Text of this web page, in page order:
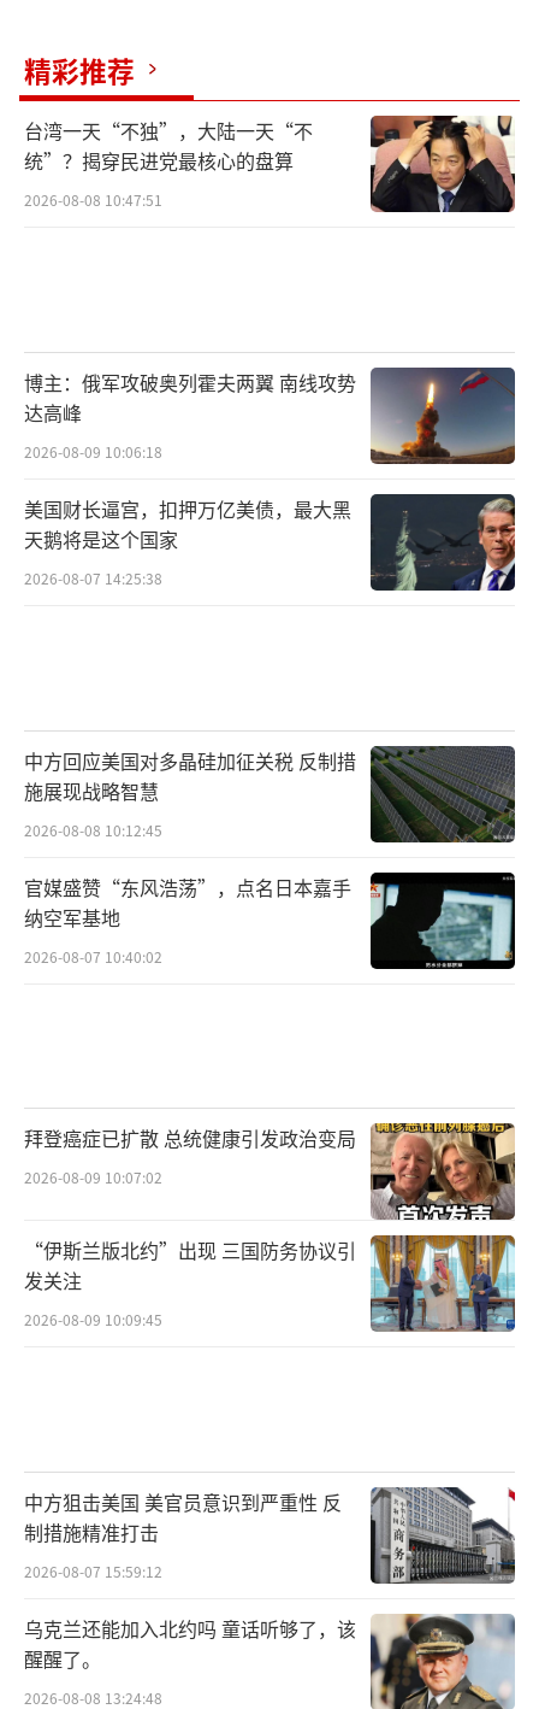
精彩推荐
台湾一天“不独”，大陆一天“不
统”？揭穿民进党最核心的盘算
2026-08-08 10:47:51
博主：俄军攻破奥列霍夫两翼 南线攻势
达高峰
2026-08-09 10:06:18
美国财长逼宫，扣押万亿美债，最大黑
天鹅将是这个国家
2026-08-07 14:25:38
中方回应美国对多晶硅加征关税 反制措
施展现战略智慧
2026-08-08 10:12:45
官媒盛赞“东风浩荡”，点名日本嘉手
纳空军基地
2026-08-07 10:40:02
拜登癌症已扩散 总统健康引发政治变局
2026-08-09 10:07:02
“伊斯兰版北约”出现 三国防务协议引
发关注
2026-08-09 10:09:45
中方狙击美国 美官员意识到严重性 反
制措施精准打击
2026-08-07 15:59:12
乌克兰还能加入北约吗 童话听够了，该
醒醒了。
2026-08-08 13:24:48